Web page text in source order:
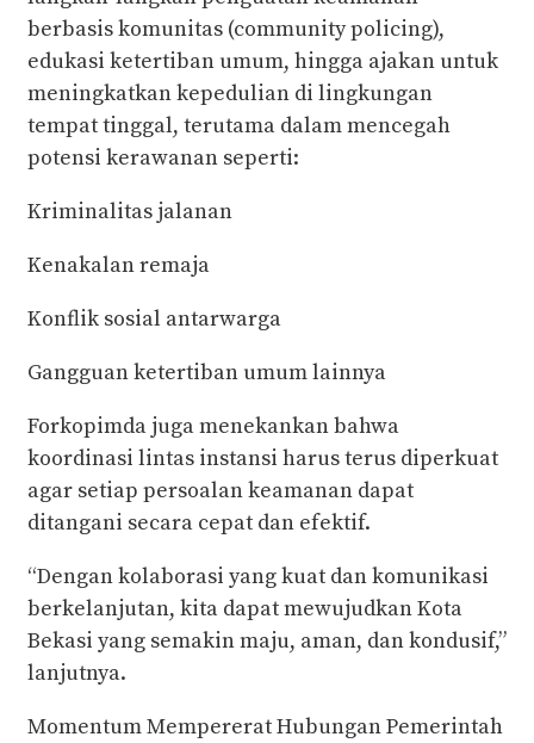
berbasis komunitas (community policing),
edukasi ketertiban umum, hingga ajakan untuk
meningkatkan kepedulian di lingkungan
tempat tinggal, terutama dalam mencegah
potensi kerawanan seperti:
‎Kriminalitas jalanan
‎Kenakalan remaja
‎Konflik sosial antarwarga
‎Gangguan ketertiban umum lainnya
‎Forkopimda juga menekankan bahwa
koordinasi lintas instansi harus terus diperkuat
agar setiap persoalan keamanan dapat
ditangani secara cepat dan efektif.
‎“Dengan kolaborasi yang kuat dan komunikasi
berkelanjutan, kita dapat mewujudkan Kota
Bekasi yang semakin maju, aman, dan kondusif,”
lanjutnya.
‎Momentum Mempererat Hubungan Pemerintah